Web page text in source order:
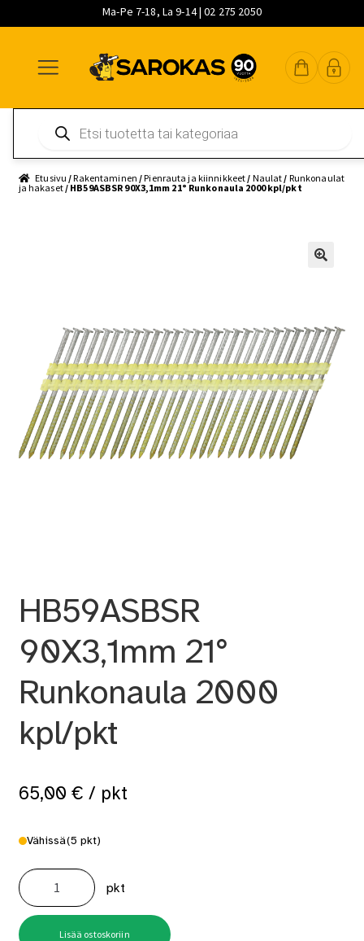
Ma-Pe 7-18, La 9-14 | 02 275 2050
navigointiin
sisältöön
pääsisältöön
search
Etusivu /Rakentaminen /Pienrauta ja kiinnikkeet / Naulat / Runkonaulat
ja hakaset/ HB59ASBSR 90X3,1mm 21° Runkonaula 2000 kpl/pkt
HB59ASBSR
90X3,1mm 21°
Runkonaula 2000
kpl/pkt
65,00 € / pkt
Vähissä(5 pkt)
HB59ASBSR
90X3,1mm
21°
Runkonaula
2000
kpl/pkt
määrä
pkt
Lisää ostoskoriin